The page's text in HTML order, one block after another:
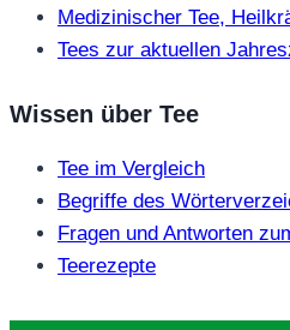
Medizinischer Tee,
Tees zur aktuellen
Wissen über Tee
Tee im Vergleich
Begriffe des
Fragen und Antworten
Teerezepte